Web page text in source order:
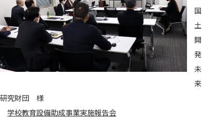
国
土
開
発
未
来
研究財団 様
学校教育設備助成事業実施報告会